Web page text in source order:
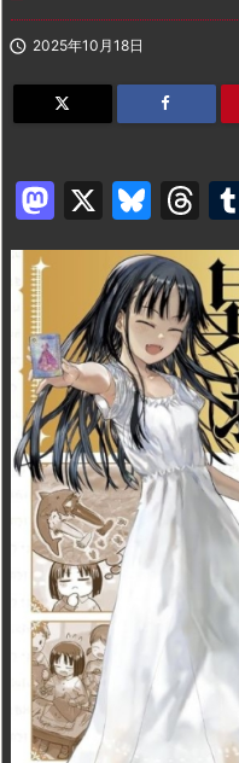
 2025年10月18日
M
a
o
d
o
n
X
Bl
u
e
s
k
y
T
hr
e
a
d
s